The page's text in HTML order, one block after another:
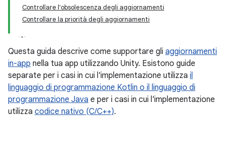
Controllare l'obsolescenza degli aggiornamenti
Controllare la priorità degli aggiornamenti
Questa guida descrive come supportare gli aggiornamenti
in-app nella tua app utilizzando Unity. Esistono guide
separate per i casi in cui l'implementazione utilizza il
linguaggio di programmazione Kotlin o il linguaggio di
programmazione Java e per i casi in cui l'implementazione
utilizza codice nativo (C/C++).